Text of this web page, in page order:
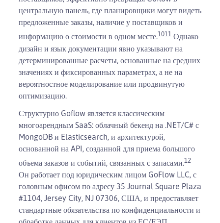
центральную панель, где планировщики могут видеть
предложенные заказы, наличие у поставщиков и
информацию о стоимости в одном месте.1011 Однако
дизайн и язык документации явно указывают на
детерминированные расчеты, основанные на средних
значениях и фиксированных параметрах, а не на
вероятностное моделирование или продвинутую
оптимизацию.
Структурно Goflow является классическим
многоарендным SaaS: облачный бекенд на .NET/C# с
MongoDB и Elasticsearch, и архитектурой,
основанной на API, созданной для приема большого
объема заказов и событий, связанных с запасами.12
Он работает под юридическим лицом GoFlow LLC, с
головным офисом по адресу 35 Journal Square Plaza
#1104, Jersey City, NJ 07306, США, и предоставляет
стандартные обязательства по конфиденциальности и